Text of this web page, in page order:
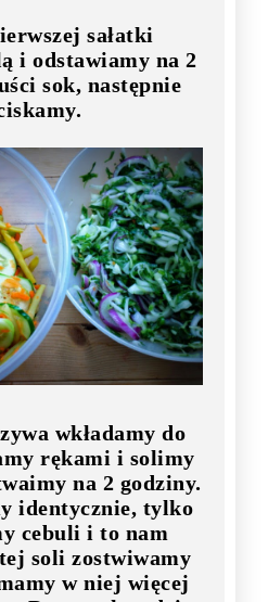
sałatki
i odstawiamy na 2
sok, następnie
wkładamy do
rękami i solimy
na 2 godziny.
identycznie, tylko
cebuli i to nam
soli zostwiwamy
w niej więcej